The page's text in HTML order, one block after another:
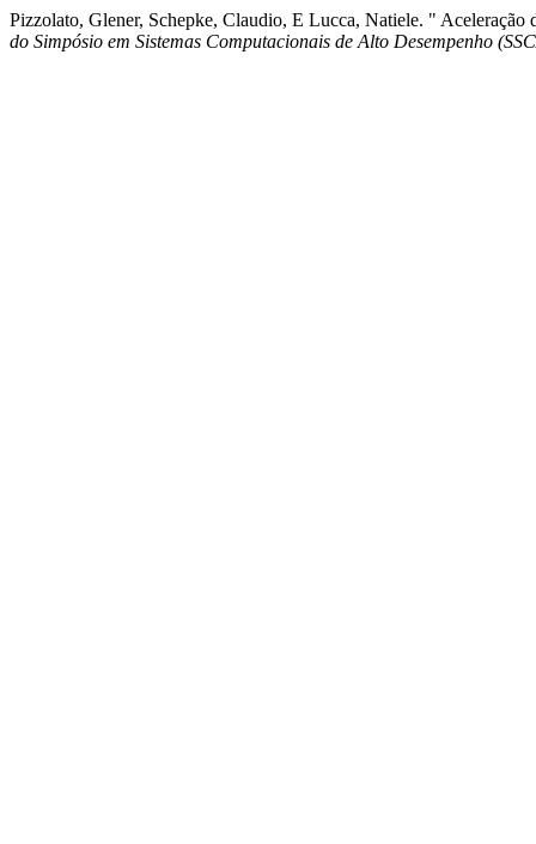
Pizzolato, Glener, Schepke, Claudio, E Lucca, Natiele. "
do Simpósio em Sistemas Computacionais de Alto Desempenho